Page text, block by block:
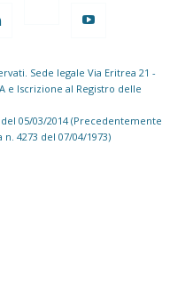
Sede legale Via Eritrea 21 -
e Iscrizione al Registro delle
05/03/2014 (Precedentemente
4273 del 07/04/1973)